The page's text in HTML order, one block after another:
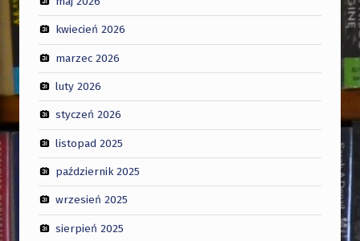
kwiecień 2026
marzec 2026
luty 2026
styczeń 2026
listopad 2025
październik 2025
wrzesień 2025
sierpień 2025